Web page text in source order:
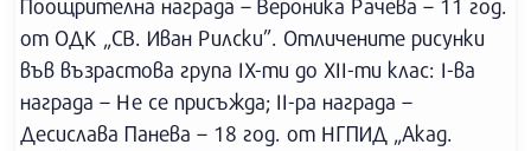
Поощрителна награда – Вероника Рачева – 11 год.
от ОДК „СВ. Иван Рилски”. Отличените рисунки
във възрастова група IX-ти до XII-ти клас: I-ва
награда – Не се присъжда; II-ра награда –
Десислава Панева – 18 год. от НГПИД „Акад.